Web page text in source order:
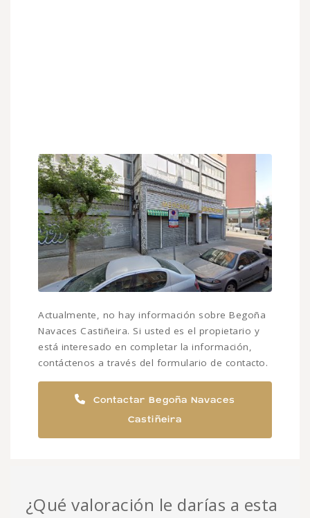
Actualmente, no hay información sobre Begoña
Navaces Castiñeira. Si usted es el propietario y
está interesado en completar la información,
contáctenos a través del formulario de contacto.
Contactar Begoña Navaces
Castiñeira
¿Qué valoración le darías a esta